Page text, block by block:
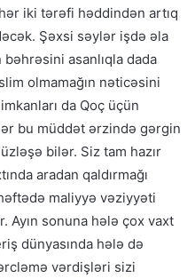
iki tərəfi həddindən artıq
Şəxsi səylər işdə əla
asanlıqla dada
olmamağın nəticəsini
da Qoç üçün
bu müddət ərzində gərgin
bilər. Siz tam hazır
aradan qaldırmağı
maliyyə vəziyyəti
Ayın sonuna hələ çox vaxt
dünyasında hələ də
vərdişləri sizi